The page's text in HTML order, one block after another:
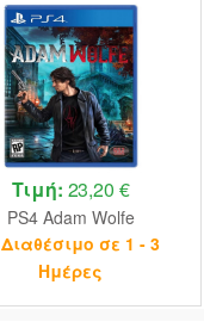
Τιμή: 23,20 €
PS4 Adam Wolfe
Διαθέσιμο σε 1 - 3
Ημέρες